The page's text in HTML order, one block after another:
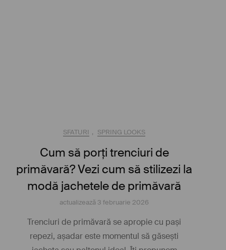
SFATURI , SPRING LOOKS
Cum să porți trenciuri de
primăvară? Vezi cum să stilizezi la
modă jachetele de primăvară
actualizează 3 februarie 2026
Trenciuri de primăvară se apropie cu pași
repezi, așadar este momentul să găsești